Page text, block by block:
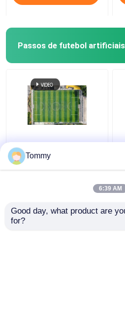
Passos de futebol artificiais
Excelente resistência a
intempéries Erva
artificial 50 mm Altura
Tommy
6:39 AM
Good day, what product are
for?